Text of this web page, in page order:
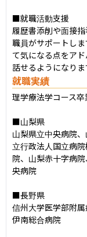
■就職活動支援
履歴書添削や面接
職員がサポートし
て気になる点をア
話せるようになりま
就職実績
理学療法学コース
■山梨県
山梨県立中央病院
立行政法人国立病
院、山梨赤十字病
央病院
■長野県
信州大学医学部附
伊南総合病院